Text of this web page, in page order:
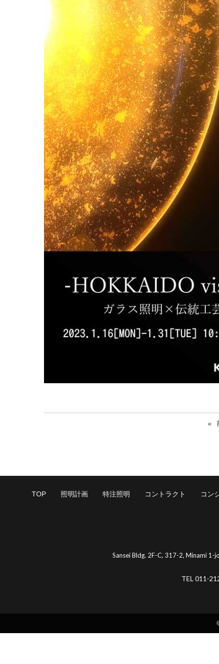
TOP 照明計画 特注照明 コントラクト コン
Sansei Bldg. 2F-C, 317-2, Minami
TEL 011-